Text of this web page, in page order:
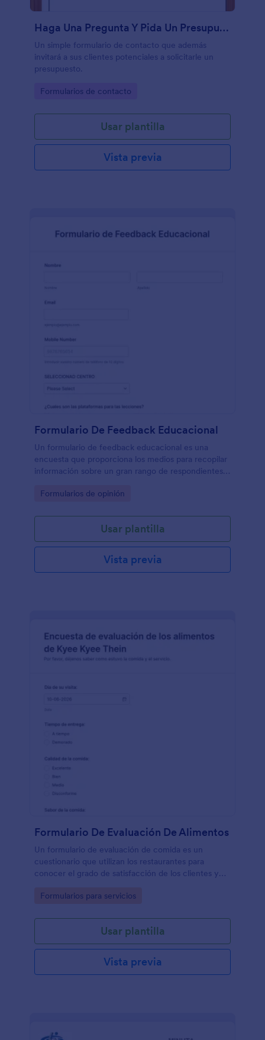
Haga Una Pregunta Y Pida Un Presupuesto
Un simple formulario de contacto que además
invitará a sus clientes potenciales a solicitarle un
presupuesto.
Go to Category:
Formularios de contacto
Usar plantilla
Vista previa
Formulario De Feedback Educacional
Un formulario de feedback educacional es una
encuesta que proporciona los medios para recopilar
información sobre un gran rango de respondientes.
enseñanza, o un entrenador, utilizad este formulario
comentarios de los clientes.¡Simplemente,
personalizad el formulario y utilizad la aplicación de
formularios móviles para mejorar la comunicación
entre tú y los clientes - recopilad respuestas incluso
cuando no estáis en clase! Si quisierais monitorear la
Go to Category:
Formularios de opinión
Usar plantilla
Vista previa
Formulario De Evaluación De Alimentos
Un formulario de evaluación de comida es un
cuestionario que utilizan los restaurantes para
conocer el grado de satisfacción de los clientes y
Go to Category:
Formularios para servicios
Usar plantilla
Vista previa